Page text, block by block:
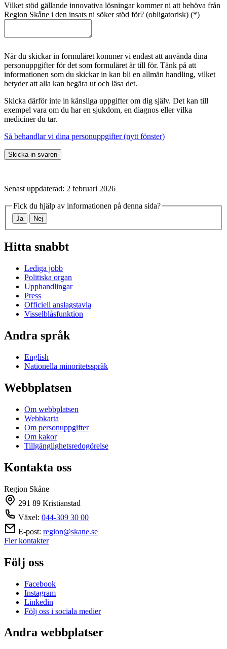
Vilket stöd gällande innovativa lösningar kommer ni att behöva från
Region Skåne i den insats ni söker stöd för? (obligatorisk)
När du skickar in formuläret kommer vi endast att använda dina
personuppgifter för det som formuläret är till för. Tänk på att
informationen som du skickar in kan bli en allmän handling, vilket
betyder att alla kan begära ut och läsa det.
Skicka därför inte in känsliga uppgifter om dig själv. Det kan till
exempel vara om du har en sjukdom, en diagnos eller vilka
mediciner du tar.
Så behandlar vi dina personuppgifter (nytt fönster)
Skicka in svaren
Senast uppdaterad: 2 februari 2026
Fick du hjälp av informationen på denna sida?
Ja Nej
Hitta snabbt
Lediga jobb
Politiska organ
Upphandlingar
Press
Officiell anslagstavla
Visselblåsfunktion
Andra språk
English
Nationella minoritetsspråk
Webbplatsen
Om webbplatsen
Webbkarta
Om personuppgifter
Om kakor
Tillgänglighetsredogörelse
Kontakta oss
Region Skåne
291 89 Kristianstad
Växel: 044-309 30 00
E-post: region@skane.se
Fler kontakter
Följ oss
Facebook
Instagram
Linkedin
Följ oss i sociala medier
Andra webbplatser